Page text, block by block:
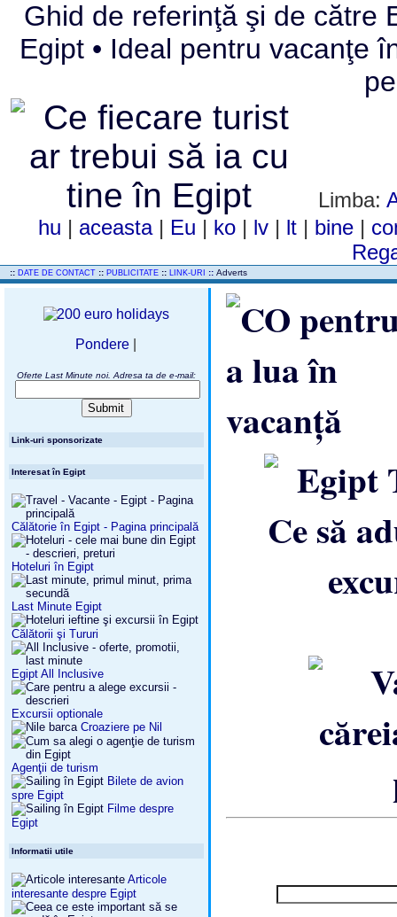
Ghid de referinţă şi de către
Egipt • Ideal pentru vacanţe
Limba:
hu | aceasta | Eu | ko | lv | lt | bine |
:: DATE DE CONTACT :: PUBLICITATE :: LINK-URI :: Adverts
Pondere
Oferte Last Minute noi. Adresa ta de e-mail:
Link-uri sponsorizate
Interesat în Egipt
Călătorie în Egipt - Pagina principală
Hoteluri în Egipt
Last Minute Egipt
Călătorii şi Tururi
Egipt All Inclusive
Excursii optionale
Croaziere pe Nil
Agenţii de turism
Bilete de avion
spre Egipt
Filme despre
Egipt
Informatii utile
Articole
interesante despre Egipt